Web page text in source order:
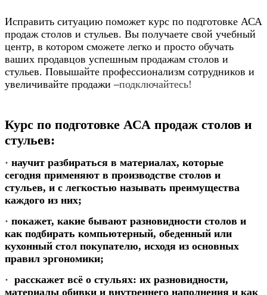
Исправить ситуацию поможет курс по подготовке АСА
продаж столов и стульев. Вы получаете свой учебный
центр, в котором сможете легко и просто обучать
ваших продавцов успешным продажам столов и
стульев. Повышайте профессионализм сотрудников и
увеличивайте продажи –подключайтесь!
Курс по подготовке АСА продаж столов и
стульев:
· научит разбираться в материалах, которые
сегодня применяют в производстве столов и
стульев, и с легкостью называть преимущества
каждого из них;
· покажет, какие бывают разновидности столов и
как подбирать компьютерный, обеденный или
кухонный стол покупателю, исходя из основных
правил эргономики;
· расскажет всё о стульях: их разновидности,
материалы обивки и внутреннего наполнения и как